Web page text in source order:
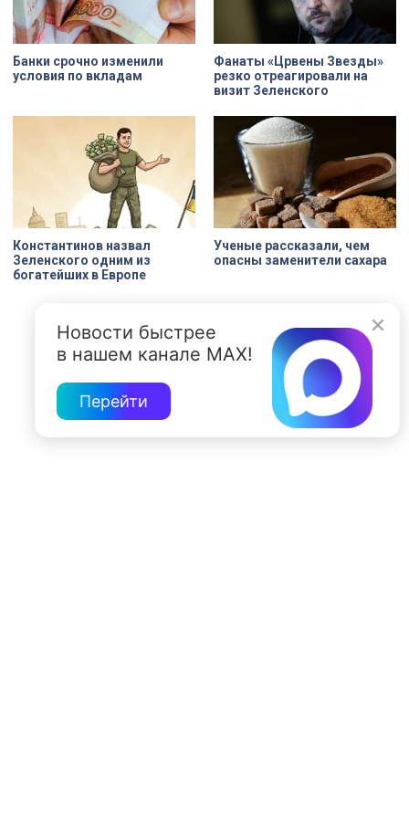
Банки срочно изменили
условия по вкладам
Фанаты «Црвены Звезды»
резко отреагировали на
визит Зеленского
Константинов назвал
Зеленского одним из
богатейших в Европе
Ученые рассказали, чем
опасны заменители сахара
Новости быстрее
в нашем канале MAX!
Перейти